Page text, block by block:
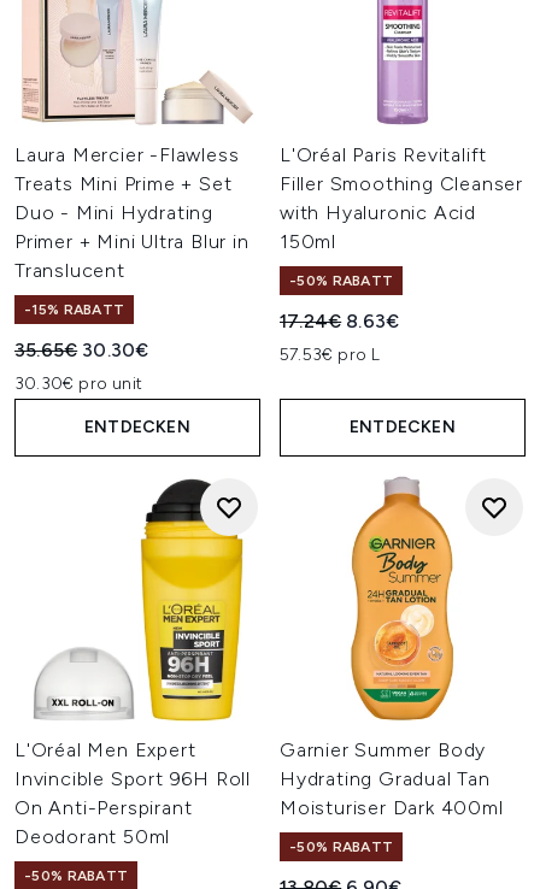
Laura Mercier -Flawless
Treats Mini Prime + Set
Duo - Mini Hydrating
Primer + Mini Ultra Blur in
Translucent
-15% RABATT
Unverbindliche Preisempfehlung:
35.65€ Aktueller Preis:
30.30€
30.30€ pro unit
ENTDECKEN
L'Oréal Paris Revitalift
Filler Smoothing Cleanser
with Hyaluronic Acid
150ml
-50% RABATT
Unverbindliche
17.24€ Aktueller Preis:
8.63€
57.53€ pro L
ENTDECKEN
L'Oréal Men Expert
Invincible Sport 96H Roll
On Anti-Perspirant
Deodorant 50ml
-50% RABATT
Garnier Summer Body
Hydrating Gradual Tan
Moisturiser Dark 400ml
-50% RABATT